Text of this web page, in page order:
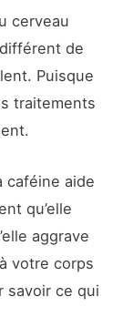
cerveau
de
Puisque
traitements
caféine aide
qu’elle
aggrave
votre corps
savoir ce qui